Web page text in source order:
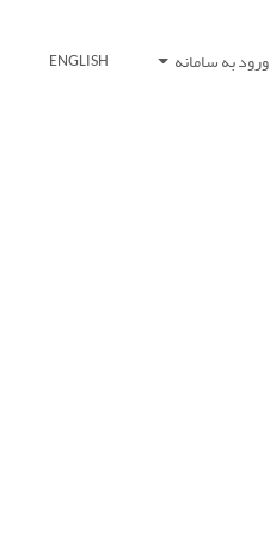
ورود به سامانه ENGLISH